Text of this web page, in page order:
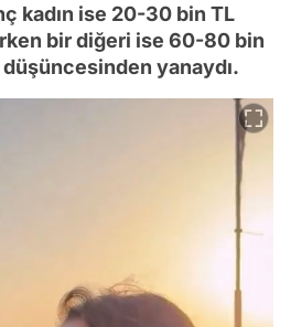
kadın ise 20-30 bin TL
bir diğeri ise 60-80 bin
düşüncesinden yanaydı.